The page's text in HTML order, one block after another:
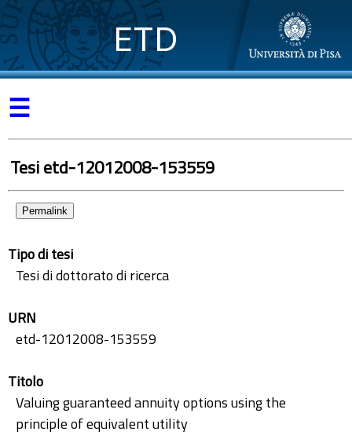
ETD
☰
Tesi etd-12012008-153559
Permalink
Tipo di tesi
Tesi di dottorato di ricerca
URN
etd-12012008-153559
Titolo
Valuing guaranteed annuity options using the
principle of equivalent utility